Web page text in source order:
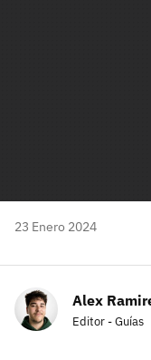
23 Enero 2024
Alex
Editor - Guías